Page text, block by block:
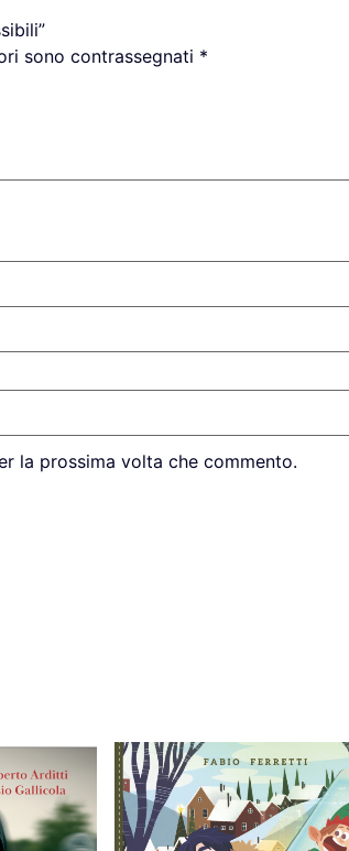
sono contrassegnati *
la prossima volta che commento.